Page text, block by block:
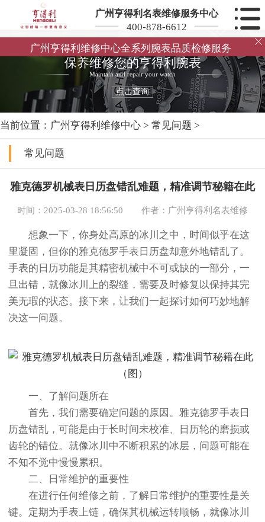
广州亨得利名表维修服务中心
400-878-6612
广州亨得利维修中心全系列腕表品质检修服务

保养维修您的亨得利腕表
Maintain and repair your watch
点击查询
当前位置： 广州亨得利维修中心 > 常见问题 >
常见问题
雅克德罗机械表日历盘错乱难题，精准调节秘籍在此
时间：2025-03-28 18:56:50 作者：广州亨得利名表维修
想象一下，你身处高原的冰川之中，时间似乎在这
里凝固，但你的雅克德罗手表日历盘却意外地错乱了。
手表的日历功能是其精密机械中不可或缺的一部分，一
旦出错，就像冰川上的裂缝，需要及时修复以保持其完
美无瑕的状态。接下来，让我们一起探讨如何巧妙地解
决这一问题。
一、了解问题所在
首先，我们需要确定问题的原因。雅克德罗手表日
历盘错乱，可能是由于长时间未校准、日历轮的磨损或
齿轮的错位。就像冰川中不断积累的冰层，问题可能在
不知不觉中慢慢累积。
二、日常维护的重要性
在进行任何维修之前，了解日常维护的重要性是关
键。定期为手表上链，确保其机械运转顺畅，就像冰川